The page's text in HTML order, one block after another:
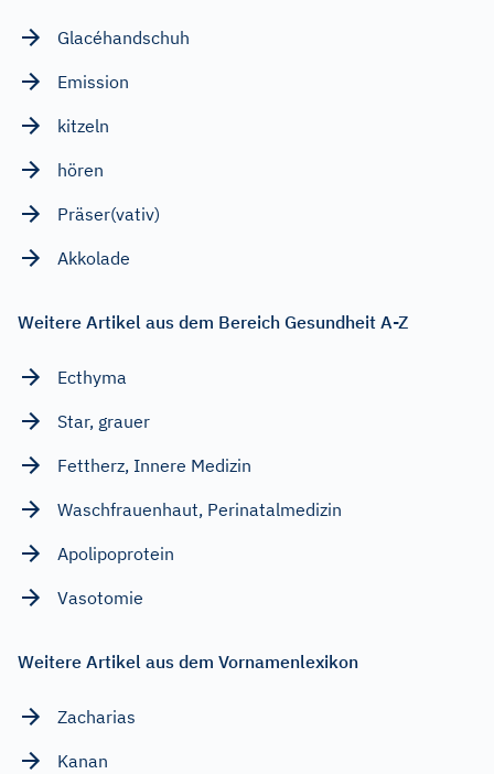
Glacéhandschuh
Emission
kitzeln
hören
Präser(vativ)
Akkolade
Weitere Artikel aus dem Bereich Gesundheit A-Z
Ecthyma
Star, grauer
Fettherz, Innere Medizin
Waschfrauenhaut, Perinatalmedizin
Apolipoprotein
Vasotomie
Weitere Artikel aus dem Vornamenlexikon
Zacharias
Kanan